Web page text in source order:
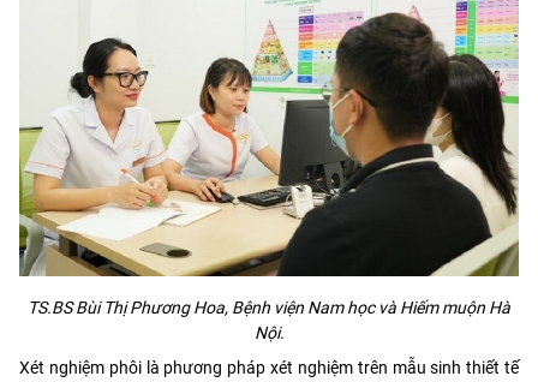
TS.BS Bùi Thị Phương Hoa, Bệnh viện Nam học và Hiếm muộn Hà
Nội.
Xét nghiệm phôi là phương pháp xét nghiệm trên mẫu sinh thiết tế